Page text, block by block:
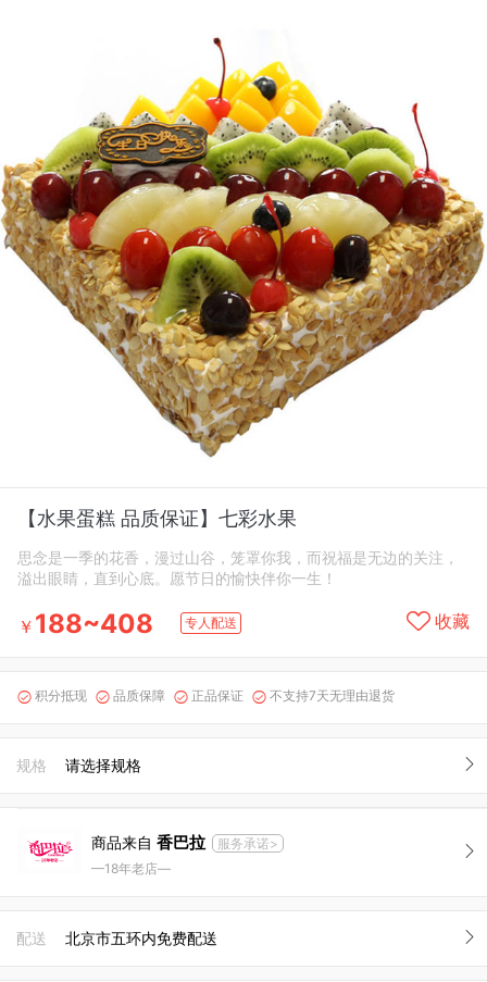
【水果蛋糕 品质保证】七彩水果
思念是一季的花香，漫过山谷，笼罩你我，而祝福是无边的关注，
溢出眼睛，直到心底。愿节日的愉快伴你一生！
￥ 188~408 专人配送 收藏
 积分抵现  品质保障  正品保证  不支持7天无理由退货
规格 请选择规格
商品来自 香巴拉
服务承诺>
—18年老店—
配送 北京市五环内免费配送